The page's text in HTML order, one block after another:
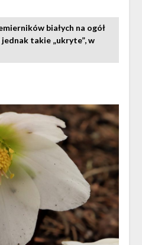
białych na ogół
takie „ukryte”, w